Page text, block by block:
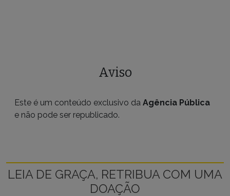
Aviso
Este é um conteúdo exclusivo da Agência Pública
e não pode ser republicado.
LEIA DE GRAÇA, RETRIBUA COM UMA
DOAÇÃO